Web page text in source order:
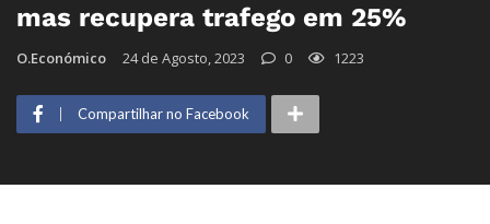
mas recupera trafego em 25%
O.Económico 24 de Agosto, 2023 0 1223
Compartilhar no Facebook